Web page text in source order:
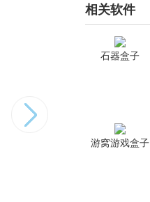
相关软件
石器盒子
游窝游戏盒子